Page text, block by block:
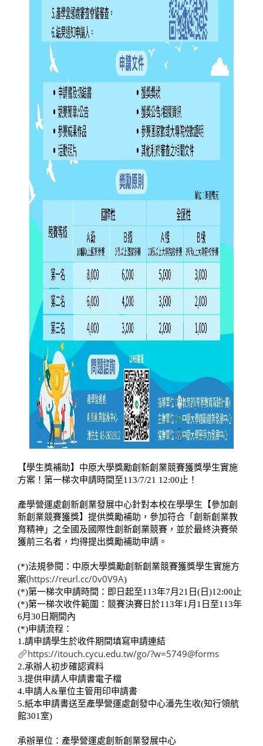
【學生獎補助】中原大學獎勵創新創業競賽獲獎學生實施
方案！第一梯次申請時間至113/7/21 12:00止！
產學營運處創新創業發展中心針對本校在學學生【參加創
新創業競賽獲獎】提供獎勵補助，參加符合「創新創業教
育精神」之全國及國際性創新創業競賽，並於最終決賽榮
獲前三名者，均得提出獎勵補助申請。
(*)法規參閱：中原大學獎勵創新創業競賽獲獎學生實施方
案(https://reurl.cc/0v0V9A)
(*)第一梯次申請時間：即日起至113年7月21日(日)12:00止
(*)第一梯次收件範圍：競賽決賽日於113年1月1日至113年
6月30日期間內
(*)申請流程：
1.請申請學生於收件期間填寫申請連結
https://itouch.cycu.edu.tw/go/?w=5749@forms
2.承辦人初步確認資料
3.提供申請人申請書電子檔
4.申請人&單位主管用印申請書
5.紙本申請書送至產學營運處創發中心潘先生收(知行領航
館301室)
承辦單位：產學營運處創新創業發展中心